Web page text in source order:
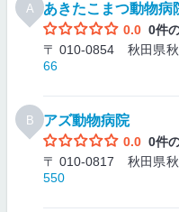
A あきたこまつ動物病
0.0 0件
〒 010-0854 秋田県
66
B アズ動物病院
0.0 0件
〒 010-0817 秋田県
550